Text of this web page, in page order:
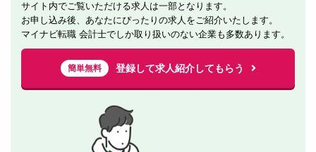
サイト内でご覧いただける求人は一部となります。
お申し込み後、あなたにぴったりの求人をご紹介いたします。
マイナビ転職 会計士でしか取り扱いのない企業も多数あります。
簡単無料 登録して求人紹介してもらう